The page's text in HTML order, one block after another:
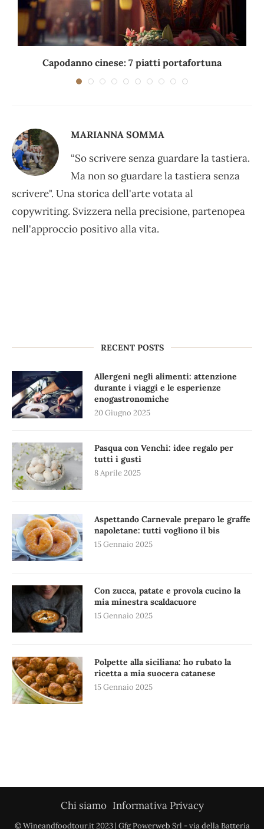
Capodanno cinese: 7 piatti portafortuna
MARIANNA SOMMA
“So scrivere senza guardare la tastiera.
Ma non so guardare la tastiera senza
scrivere". Una storica dell'arte votata al
copywriting. Svizzera nella precisione, partenopea
nell'approccio positivo alla vita.
RECENT POSTS
Allergeni negli alimenti: attenzione
durante i viaggi e le esperienze
enogastronomiche
20 Giugno 2025
Pasqua con Venchi: idee regalo per
tutti i gusti
8 Aprile 2025
Aspettando Carnevale preparo le graffe
napoletane: tutti vogliono il bis
15 Gennaio 2025
Con zucca, patate e provola cucino la
mia minestra scaldacuore
15 Gennaio 2025
Polpette alla siciliana: ho rubato la
ricetta a mia suocera catanese
15 Gennaio 2025
Chi siamo Informativa Privacy
© Wineandfoodtour.it 2023 | Gfg Powerweb Srl - via della Batteria